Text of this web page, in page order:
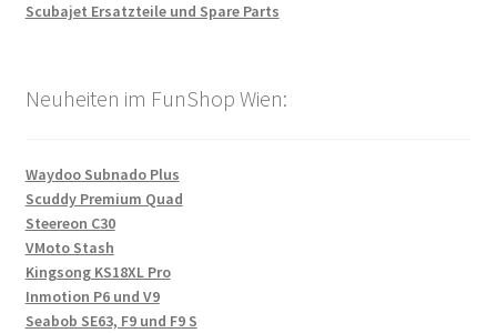
Scubajet Ersatzteile und Spare Parts
Neuheiten im FunShop Wien:
Waydoo Subnado Plus
Scuddy Premium Quad
Steereon C30
VMoto Stash
Kingsong KS18XL Pro
Inmotion P6 und V9
Seabob SE63, F9 und F9 S